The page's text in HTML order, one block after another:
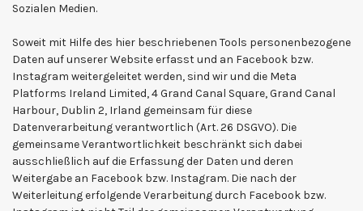
Sozialen Medien.
Soweit mit Hilfe des hier beschriebenen Tools personenbezogene
Daten auf unserer Website erfasst und an Facebook bzw.
Instagram weitergeleitet werden, sind wir und die Meta
Platforms Ireland Limited, 4 Grand Canal Square, Grand Canal
Harbour, Dublin 2, Irland gemeinsam für diese
Datenverarbeitung verantwortlich (Art. 26 DSGVO). Die
gemeinsame Verantwortlichkeit beschränkt sich dabei
ausschließlich auf die Erfassung der Daten und deren
Weitergabe an Facebook bzw. Instagram. Die nach der
Weiterleitung erfolgende Verarbeitung durch Facebook bzw.